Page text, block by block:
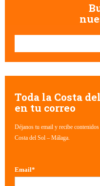
Esto es un campo de
Toda la Costa
en tu correo
Déjanos tu email y recibe
Costa del Sol – Málaga.
Email*